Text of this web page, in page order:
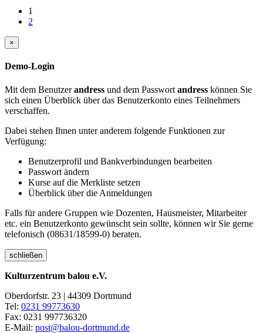
1
2
×
Demo-Login
Mit dem Benutzerandress und dem Passwort andress können Sie
sich einen Überblick über das Benutzerkonto eines Teilnehmers
verschaffen.
Dabei stehen Ihnen unter anderem folgende Funktionen zur
Verfügung:
Benutzerprofil und Bankverbindungen bearbeiten
Passwort ändern
Kurse auf die Merkliste setzen
Überblick über die Anmeldungen
Falls für andere Gruppen wie Dozenten, Hausmeister, Mitarbeiter
etc. ein Benutzerkonto gewünscht sein sollte, können wir Sie gerne
telefonisch (08631/18599-0) beraten.
schließen
Kulturzentrum balou e.V.
Oberdorfstr. 23 | 44309 Dortmund
Tel: 0231 99773630
Fax: 0231 997736320
E-Mail: post@balou-dortmund.de